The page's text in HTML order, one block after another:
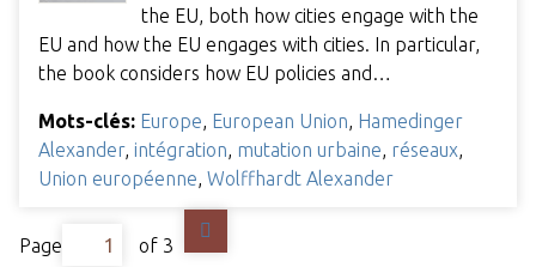
the EU, both how cities engage with the
EU and how the EU engages with cities. In particular,
the book considers how EU policies and…
Mots-clés: Europe, European Union, Hamedinger
Alexander, intégration, mutation urbaine, réseaux,
Union européenne, Wolffhardt Alexander
Page of 3